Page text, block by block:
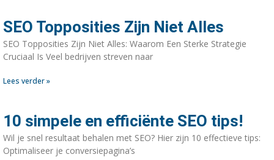
SEO Topposities Zijn Niet Alles
SEO Topposities Zijn Niet Alles: Waarom Een Sterke Strategie
Cruciaal Is Veel bedrijven streven naar
Lees verder »
10 simpele en efficiënte SEO tips!
Wil je snel resultaat behalen met SEO? Hier zijn 10 effectieve tips:
Optimaliseer je conversiepagina’s